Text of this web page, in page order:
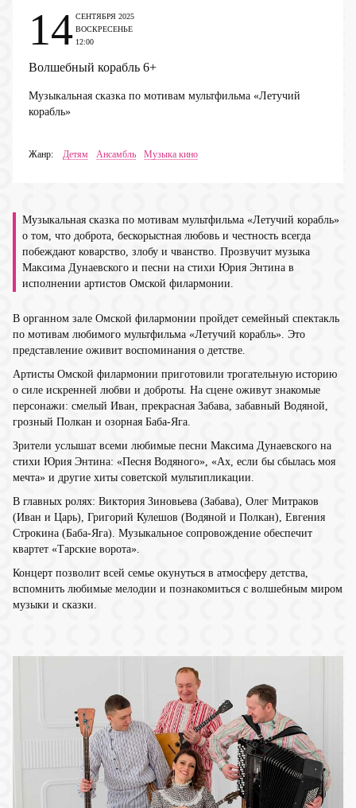
Волшебный корабль 6+
Музыкальная сказка по мотивам мультфильма «Летучий
корабль»
Жанр: Детям Ансамбль Музыка кино
14 СЕНТЯБРЯ 2025
ВОСКРЕСЕНЬЕ
12:00
Музыкальная сказка по мотивам мультфильма «Летучий корабль»
о том, что доброта, бескорыстная любовь и честность всегда
побеждают коварство, злобу и чванство. Прозвучит музыка
Максима Дунаевского и песни на стихи Юрия Энтина в
исполнении артистов Омской филармонии.
В органном зале Омской филармонии пройдет семейный спектакль
по мотивам любимого мультфильма «Летучий корабль». Это
представление оживит воспоминания о детстве.
Артисты Омской филармонии приготовили трогательную историю
о силе искренней любви и доброты. На сцене оживут знакомые
персонажи: смелый Иван, прекрасная Забава, забавный Водяной,
грозный Полкан и озорная Баба-Яга.
Зрители услышат всеми любимые песни Максима Дунаевского на
стихи Юрия Энтина: «Песня Водяного», «Ах, если бы сбылась моя
мечта» и другие хиты советской мультипликации.
В главных ролях: Виктория Зиновьева (Забава), Олег Митраков
(Иван и Царь), Григорий Кулешов (Водяной и Полкан), Евгения
Строкина (Баба-Яга). Музыкальное сопровождение обеспечит
квартет «Тарские ворота».
Концерт позволит всей семье окунуться в атмосферу детства,
вспомнить любимые мелодии и познакомиться с волшебным миром
музыки и сказки.